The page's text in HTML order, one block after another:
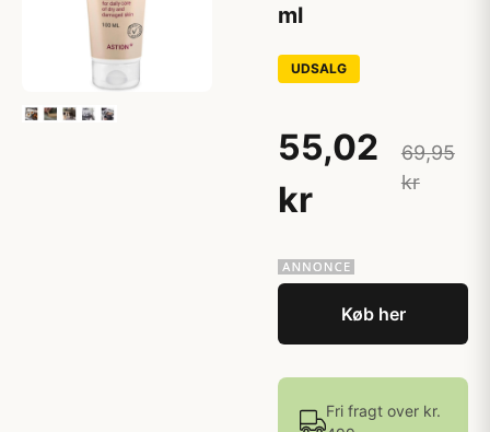
ml
UDSALG
55,02
kr
69,95
kr
Køb her
Fri fragt over kr.